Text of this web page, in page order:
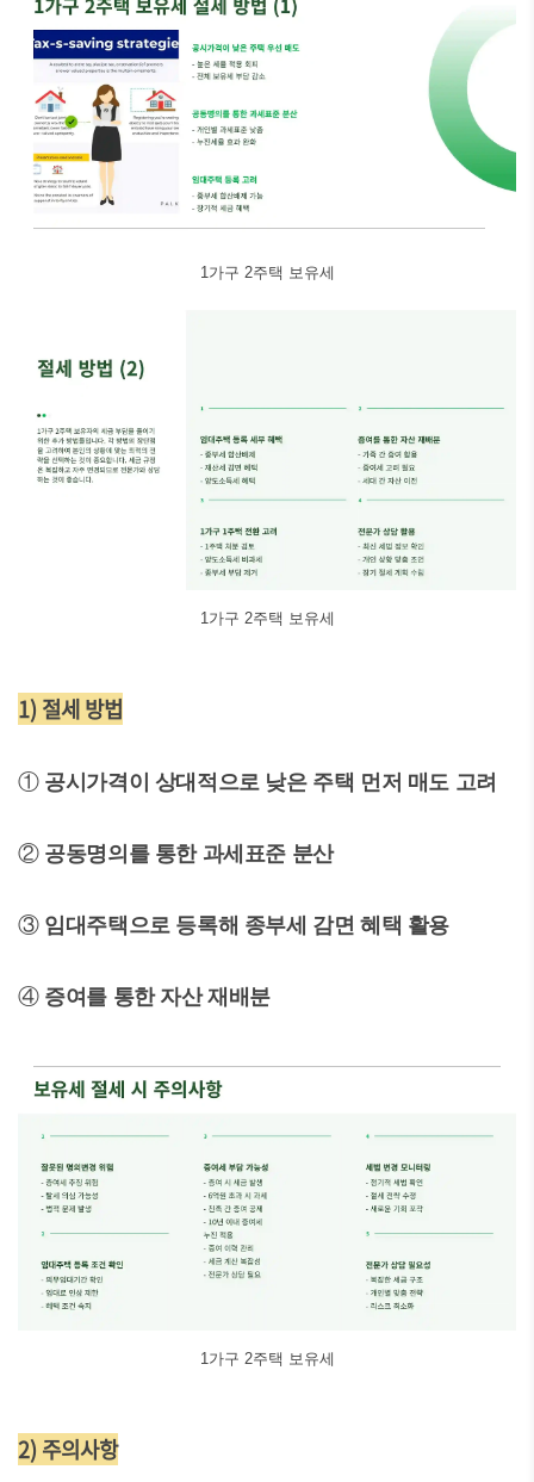
1가구 2주택 보유세
1가구 2주택 보유세
1) 절세 방법
① 공시가격이 상대적으로 낮은 주택 먼저 매도 고려
② 공동명의를 통한 과세표준 분산
③ 임대주택으로 등록해 종부세 감면 혜택 활용
④ 증여를 통한 자산 재배분
1가구 2주택 보유세
2) 주의사항